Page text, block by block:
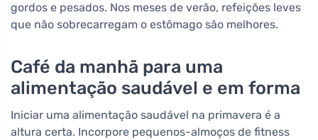
gordos e pesados. Nos meses de verão, refeições leves
que não sobrecarregam o estômago são melhores.
Café da manhã para uma
alimentação saudável e em forma
Iniciar uma alimentação saudável na primavera é a
altura certa. Incorpore pequenos-almoços de fitness